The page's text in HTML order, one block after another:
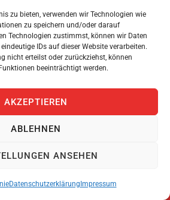
zu bieten, verwenden wir Technologien wie
zu speichern und/oder darauf
Technologien zustimmst, können wir Daten
IDs auf dieser Website verarbeiten.
nicht erteilst oder zurückziehst, können
beeinträchtigt werden.
AKZEPTIEREN
ABLEHNEN
ANSEHEN
Datenschutzerklärung Impressum
für Yverdon-les-Bains